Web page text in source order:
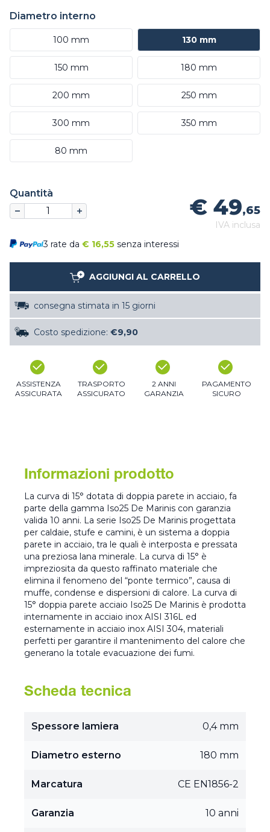
Diametro interno
100 mm 130 mm
150 mm 180 mm
200 mm 250 mm
300 mm 350 mm
80 mm
Quantità
€ 49,65
IVA inclusa
3 rate da € 16,55 senza interessi
AGGIUNGI AL CARRELLO
consegna stimata in 15 giorni
Costo spedizione: €9,90
ASSISTENZA
ASSICURATA
TRASPORTO
ASSICURATO
2 ANNI
GARANZIA
PAGAMENTO
SICURO
Informazioni prodotto
La curva di 15° dotata di doppia parete in acciaio, fa
parte della gamma Iso25 De Marinis con garanzia
valida 10 anni. La serie Iso25 De Marinis progettata
per caldaie, stufe e camini, è un sistema a doppia
parete in acciaio, tra le quali è interposta e pressata
una preziosa lana minerale. La curva di 15° è
impreziosita da questo raffinato materiale che
elimina il fenomeno del “ponte termico”, causa di
muffe, condense e dispersioni di calore. La curva di
15° doppia parete acciaio Iso25 De Marinis è prodotta
internamente in acciaio inox AISI 316L ed
esternamente in acciaio inox AISI 304, materiali
perfetti per garantire il mantenimento del calore che
generano la totale evacuazione dei fumi.
Scheda tecnica
Spessore lamiera 0,4 mm
Diametro esterno 180 mm
Marcatura CE EN1856-2
Garanzia 10 anni